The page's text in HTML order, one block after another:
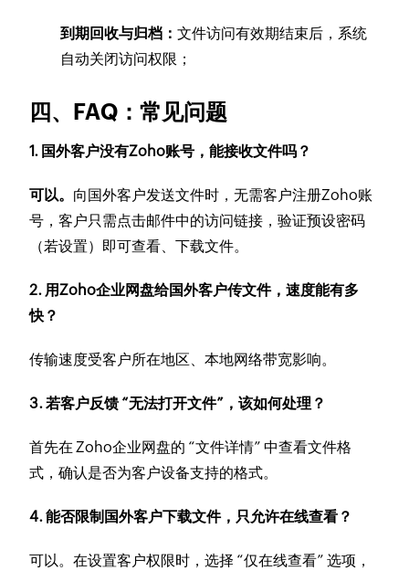
到期回收与归档：文件访问有效期结束后，系统
自动关闭访问权限；
四、FAQ：常见问题
1. 国外客户没有Zoho账号，能接收文件吗？
可以。 向国外客户发送文件时，无需客户注册Zoho账
号，客户只需点击邮件中的访问链接，验证预设密码
（若设置）即可查看、下载文件。
2. 用Zoho企业网盘给国外客户传文件，速度能有多
快？
传输速度受客户所在地区、本地网络带宽影响。
3. 若客户反馈 “无法打开文件”，该如何处理？
首先在 Zoho企业网盘的 “文件详情” 中查看文件格
式，确认是否为客户设备支持的格式。
4. 能否限制国外客户下载文件，只允许在线查看？
可以。在设置客户权限时，选择 “仅在线查看” 选项，